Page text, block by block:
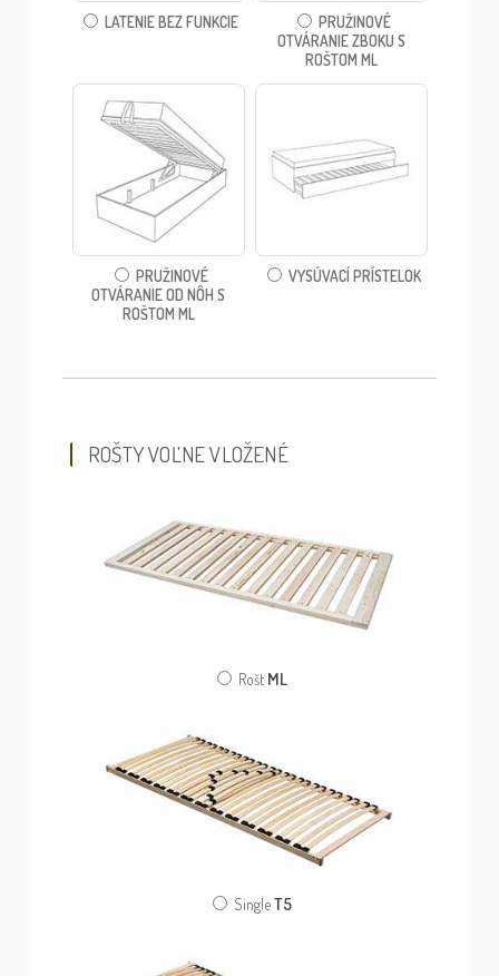
LATENIE BEZ FUNKCIE
PRUŽINOVÉ
OTVÁRANIE ZBOKU S
ROŠTOM ML
PRUŽINOVÉ
OTVÁRANIE OD NÔH S
ROŠTOM ML
VYSÚVACÍ PRÍSTELOK
ROŠTY VOĽNE VLOŽENÉ
Rošt ML
SingleT5